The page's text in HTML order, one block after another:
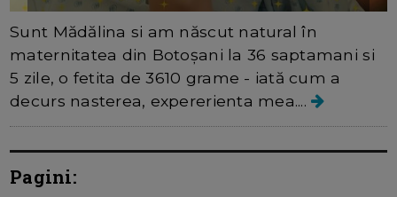
Sunt Mădălina si am născut natural în
maternitatea din Botoșani la 36 saptamani si
5 zile, o fetita de 3610 grame - iată cum a
decurs nasterea, expererienta mea....
Pagini: